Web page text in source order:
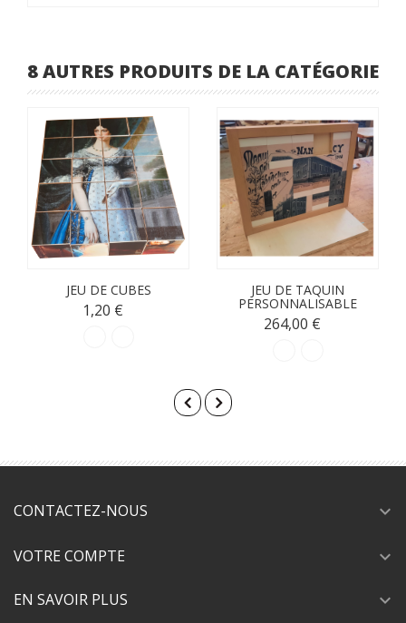
8 AUTRES PRODUITS DE LA CATÉGORIE
JEU DE CUBES
1,20 €
JEU DE TAQUIN
PERSONNALISABLE
264,00 €
CONTACTEZ-NOUS expand_more
VOTRE COMPTE expand_more
EN SAVOIR PLUS expand_more